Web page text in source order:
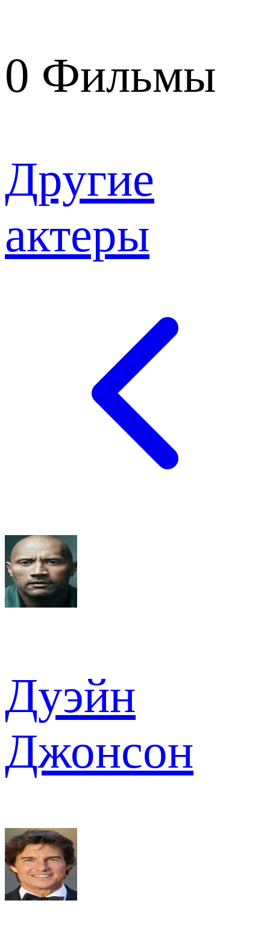
0 Фильмы
Другие
актеры
Дуэйн
Джонсон